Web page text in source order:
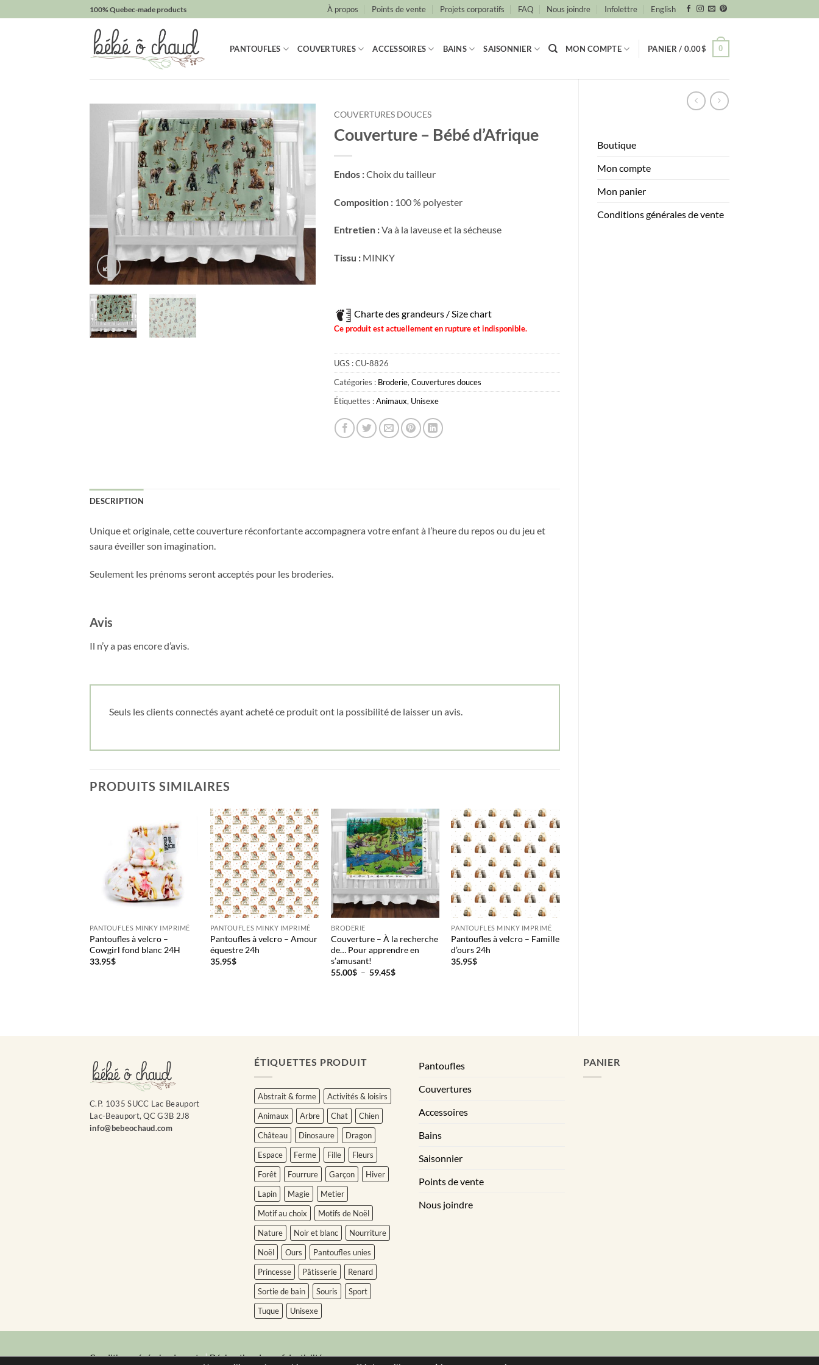
au
100% Quebec-made products À propos Points de vente Projets corporatifs FAQ Nous joindre Infolettre English
PANTOUFLES COUVERTURES ACCESSOIRES BAINS SAISONNIER MON COMPTE PANIER / 0.00$ 0
Boutique
Mon compte
Mon panier
Conditions générales de vente
COUVERTURES DOUCES
Couverture – Bébé d’Afrique
Endos :Choix du tailleur
Composition :100 % polyester
Entretien :Va à la laveuse et la sécheuse
Tissu :MINKY
Charte des grandeurs / Size chart
Ce produit est actuellement en rupture et indisponible.
UGS :CU-8826
Catégories : Broderie,Couvertures douces
Étiquettes :Animaux, Unisexe
DESCRIPTION
Unique et originale, cette couverture réconfortante accompagnera votre enfant à l’heure du repos ou du jeu et
saura éveiller son imagination.
Seulement les prénoms seront acceptés pour les broderies.
Avis
Il n’y a pas encore d’avis.
Seuls les clients connectés ayant acheté ce produit ont la possibilité de laisser un avis.
PRODUITS SIMILAIRES
PANTOUFLES MINKY IMPRIMÉ
Pantoufles à velcro –
Cowgirl fond blanc 24H
33.95$
PANTOUFLES MINKY IMPRIMÉ
Pantoufles à velcro – Amour
équestre 24h
35.95$
BRODERIE
Couverture – À la recherche
de… Pour apprendre en
s’amusant!
55.00$ – 59.45$Plage
PANTOUFLES MINKY IMPRIMÉ
Pantoufles à velcro – Famille
d’ours 24h
35.95$
C.P. 1035 SUCC Lac Beauport
Lac-Beauport, QC G3B 2J8
info@bebeochaud.com
ÉTIQUETTES PRODUIT
Abstrait & forme
Activités & loisirs
Animaux
Arbre Chat
Chien
Château
Dinosaure
Dragon
Espace
Ferme Fille
Fleurs
Forêt
Fourrure Garçon
Hiver
Lapin
Magie
Metier
Motif au choix
Motifs de Noël
Nature
Noir et blanc
Nourriture
Noël
Ours
Pantoufles unies
Princesse
Pâtisserie
Renard
Sortie de bain
Souris
Sport
Tuque
Unisexe
Pantoufles
Couvertures
Accessoires
Bains
Saisonnier
Points de vente
Nous joindre
PANIER
Conditions générales de vente|Déclaration de confidentialité
Nom*
Date de naissance